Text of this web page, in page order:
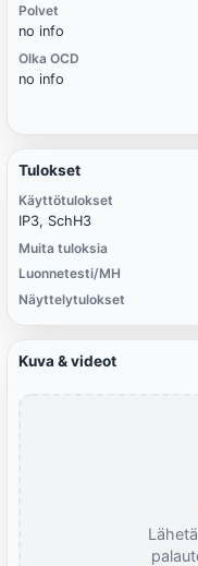
Polvet
no info
Olka OCD
no info
Tulokset
Käyttötulokset
IP3, SchH3
Muita tuloksia
Luonnetesti/MH
Näyttelytulokset
Kuva & videot